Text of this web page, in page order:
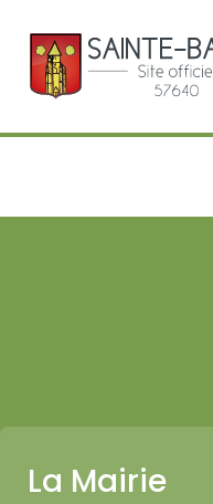
La Mairie